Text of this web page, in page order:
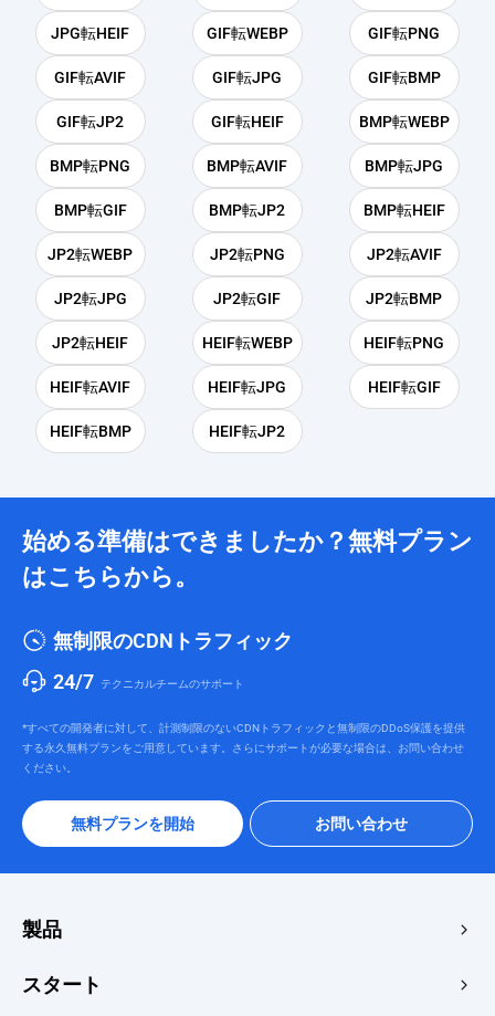
JPG転HEIF GIF転WEBP GIF転PNG
GIF転AVIF GIF転JPG GIF転BMP
GIF転JP2 GIF転HEIF BMP転WEBP
BMP転PNG BMP転AVIF BMP転JPG
BMP転GIF BMP転JP2 BMP転HEIF
JP2転WEBP JP2転PNG JP2転AVIF
JP2転JPG JP2転GIF JP2転BMP
JP2転HEIF HEIF転WEBP HEIF転PNG
HEIF転AVIF HEIF転JPG HEIF転GIF
HEIF転BMP HEIF転JP2
始める準備はできましたか？無料プラン
はこちらから。
無制限のCDNトラフィック
24/7
テクニカルチームのサポート
*すべての開発者に対して、計測制限のないCDNトラフィックと無制限のDDoS保護を提供
する永久無料プランをご用意しています。さらにサポートが必要な場合は、お問い合わせ
ください。
無料プランを開始 お問い合わせ
製品
エッジアクセラレーション＆セキュリティ
スタート